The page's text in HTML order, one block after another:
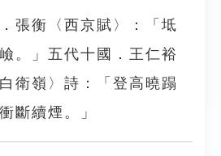
張衡〈西京賦〉：「坻
。」五代十國．王仁裕
衛嶺〉詩：「登高曉蹋
斷續煙。」